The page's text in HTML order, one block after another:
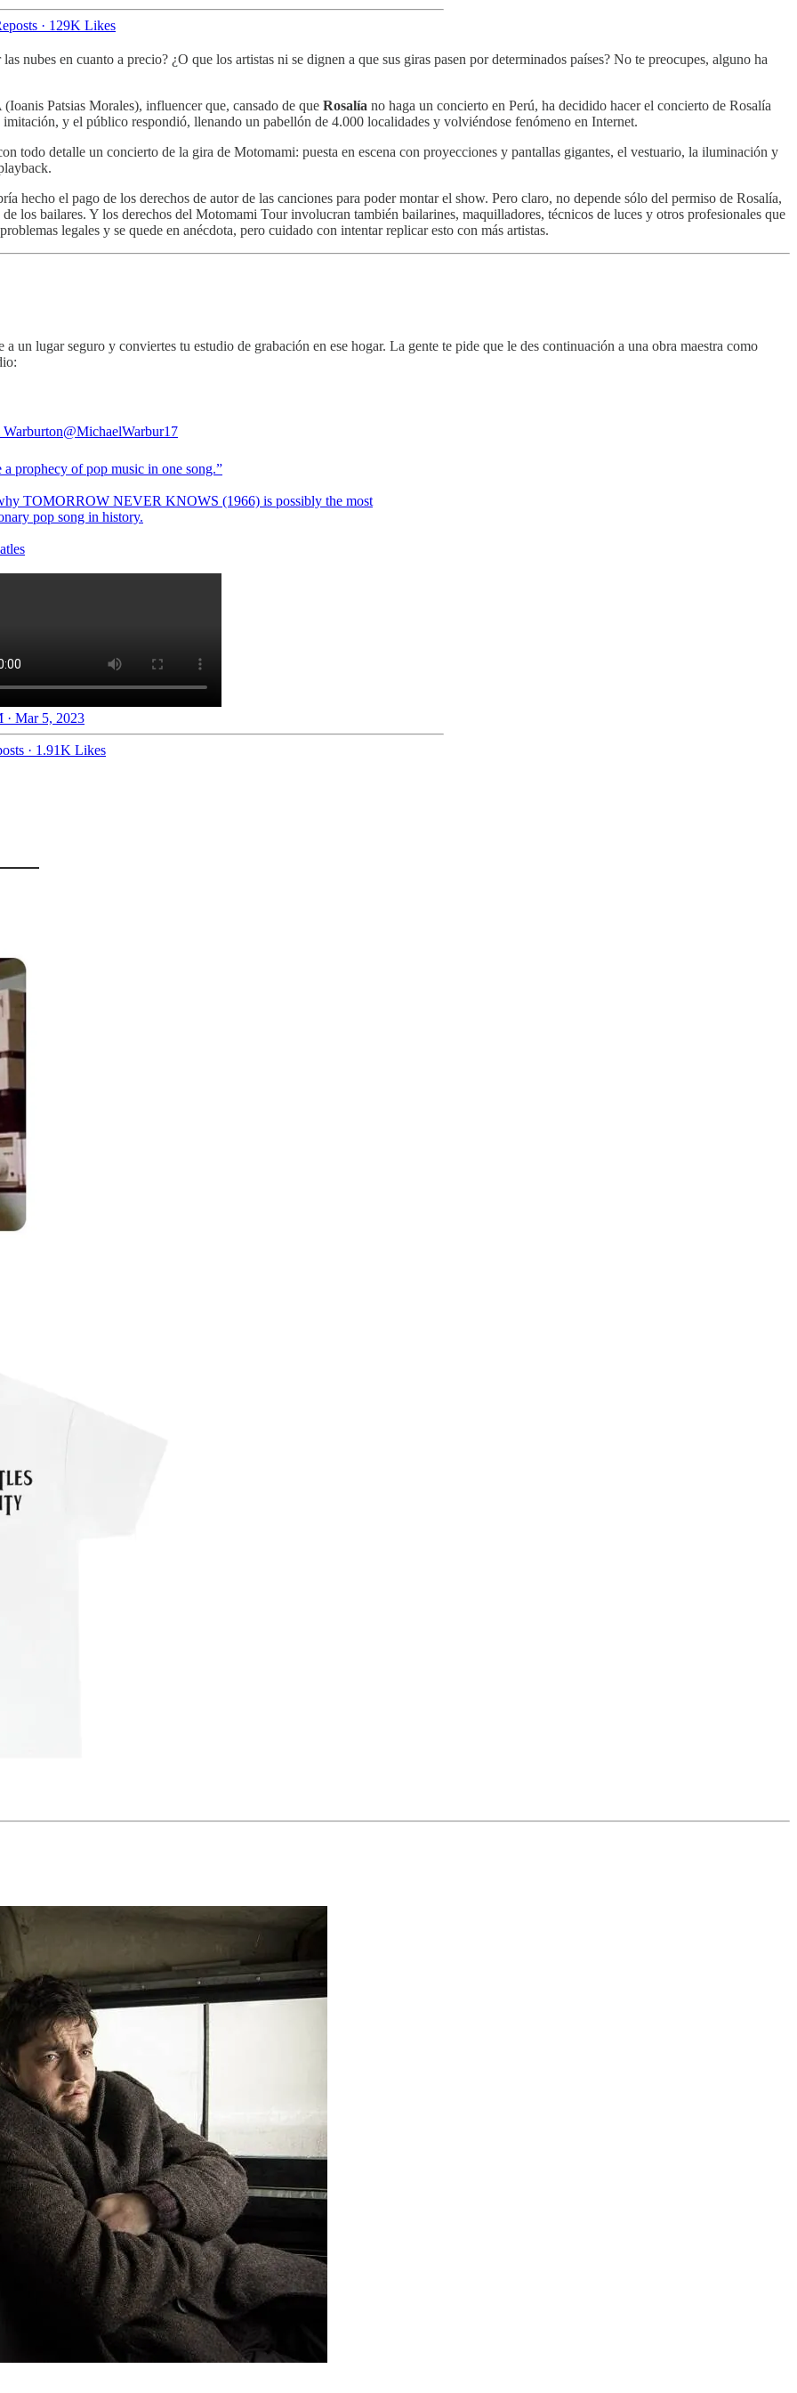
· 129K Likes
nubes en cuanto a precio? ¿O que los artistas ni se dignen a que sus giras pasen por determinados países? No te preocupes, alguno ha
Patsias Morales), influencer que, cansado de que Rosalía no haga un concierto en Perú, ha decidido hacer el concierto de Rosalía
y el público respondió, llenando un pabellón de 4.000 localidades y volviéndose fenómeno en Internet.
todo detalle un concierto de la gira de Motomami: puesta en escena con proyecciones y pantallas gigantes, el vestuario, la iluminación y
hecho el pago de los derechos de autor de las canciones para poder montar el show. Pero claro, no depende sólo del permiso de Rosalía,
los bailares. Y los derechos del Motomami Tour involucran también bailarines, maquilladores, técnicos de luces y otros profesionales que
legales y se quede en anécdota, pero cuidado con intentar replicar esto con más artistas.
un lugar seguro y conviertes tu estudio de grabación en ese hogar. La gente te pide que le des continuación a una obra maestra como
@MichaelWarbur17
a prophecy of pop music in one song.”
TOMORROW NEVER KNOWS (1966) is possibly the most
pop song in history.
· Mar 5, 2023
· 1.91K Likes